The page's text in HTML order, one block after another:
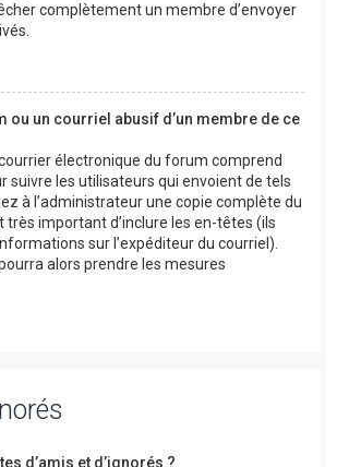
complètement un membre d’envoyer
ou un courriel abusif d’un membre de ce
électronique du forum comprend
suivre les utilisateurs qui envoient de tels
à l’administrateur une copie complète du
très important d’inclure les en-têtes (ils
sur l’expéditeur du courriel).
alors prendre les mesures
d’amis et d’ignorés ?